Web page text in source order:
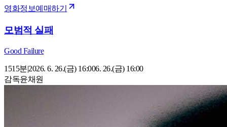
영화정보예매하기
모범적 실패
Good Failure
1515분|2026. 6. 26.(금) 16:006. 26.(금) 16:00
감독윤채원